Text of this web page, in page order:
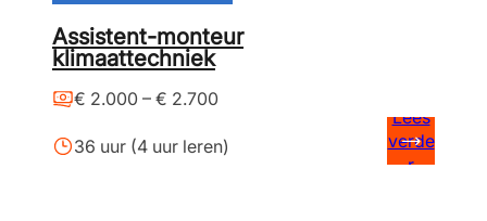
Assistent-monteur
klimaattechniek
€ 2.000 – € 2.700
36 uur (4 uur leren)
Lees
verde
r